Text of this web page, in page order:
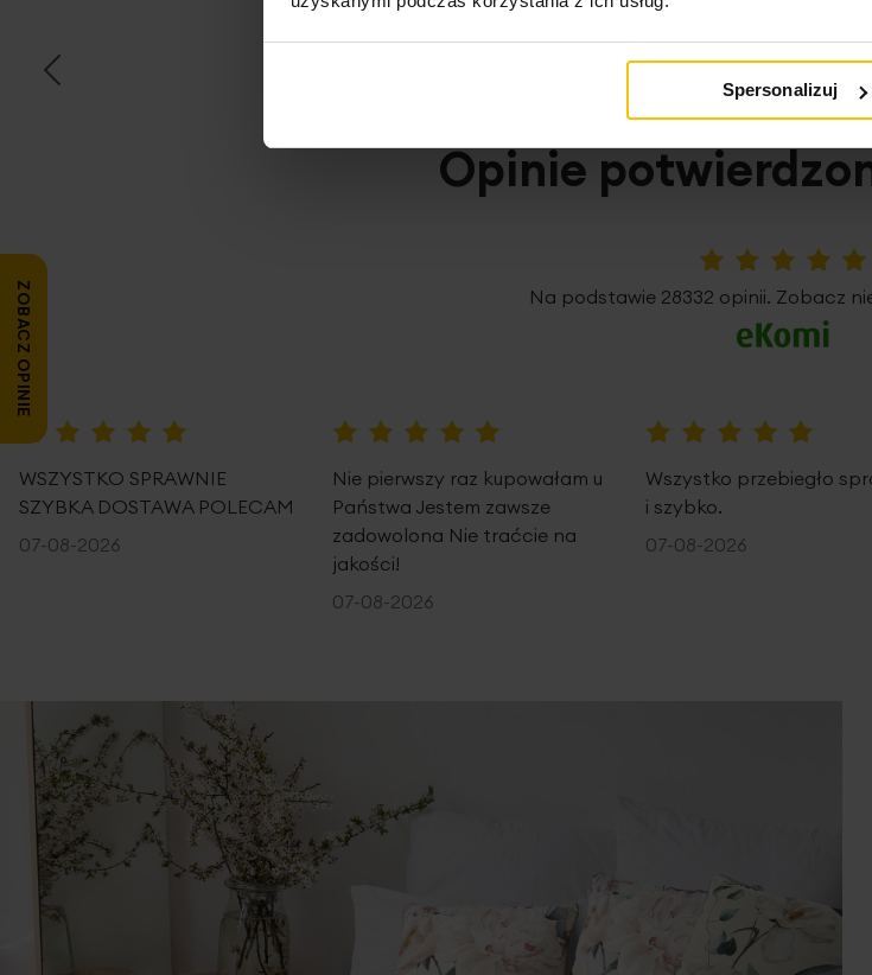
Spersonalizuj
Opinie
Na podstawie 28332 opinii. Zobacz
WSZYSTKO SPRAWNIE
SZYBKA DOSTAWA POLECAM
07-08-2026
Nie pierwszy raz kupowałam u
Państwa Jestem zawsze
zadowolona Nie traćcie na
jakości!
07-08-2026
Wszystko przebiegło
i szybko.
07-08-2026
ZOBACZ OPINIE